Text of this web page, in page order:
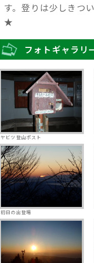
す。登りは少しきつ
★
フォトギャラリ
ヤビツ登山ポスト
初日の出登場